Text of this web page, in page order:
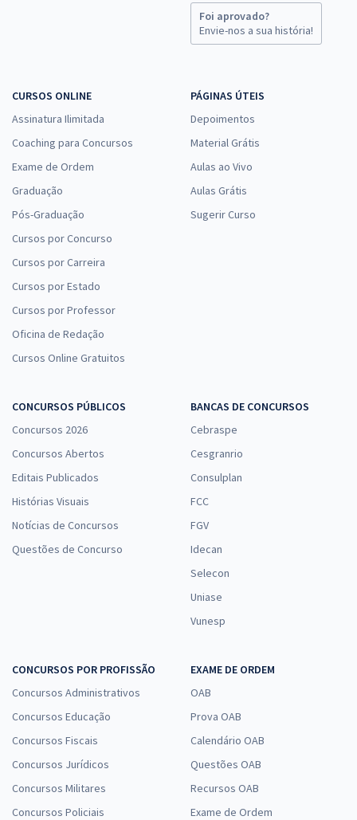
Foi aprovado?
Envie-nos a sua história!
CURSOS ONLINE
Assinatura Ilimitada
Coaching para Concursos
Exame de Ordem
Graduação
Pós-Graduação
Cursos por Concurso
Cursos por Carreira
Cursos por Estado
Cursos por Professor
Oficina de Redação
Cursos Online Gratuitos
PÁGINAS ÚTEIS
Depoimentos
Material Grátis
Aulas ao Vivo
Aulas Grátis
Sugerir Curso
CONCURSOS PÚBLICOS
Concursos 2026
Concursos Abertos
Editais Publicados
Histórias Visuais
Notícias de Concursos
Questões de Concurso
BANCAS DE CONCURSOS
Cebraspe
Cesgranrio
Consulplan
FCC
FGV
Idecan
Selecon
Uniase
Vunesp
CONCURSOS POR PROFISSÃO
Concursos Administrativos
Concursos Educação
Concursos Fiscais
Concursos Jurídicos
Concursos Militares
Concursos Policiais
EXAME DE ORDEM
OAB
Prova OAB
Calendário OAB
Questões OAB
Recursos OAB
Exame de Ordem